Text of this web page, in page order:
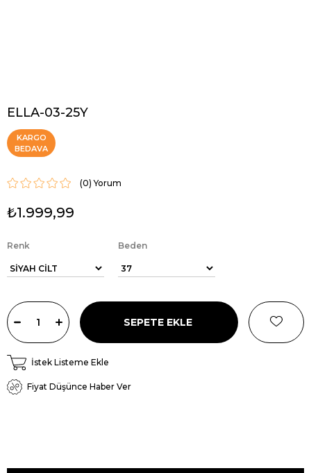
ELLA-03-25Y
KARGO
BEDAVA
(0)
₺1.999,99
Renk Beden
İstek Listeme Ekle
Fiyat Düşünce Haber Ver